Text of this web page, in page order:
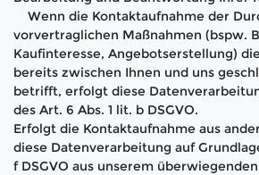
Wenn die Kontaktaufnahme der
vorvertraglichen Maßnahmen (bspw.
Kaufinteresse, Angebotserstellung)
bereits zwischen Ihnen und uns
betrifft, erfolgt diese
des Art. 6 Abs. 1 lit. b DSGVO.
Erfolgt die Kontaktaufnahme aus
diese Datenverarbeitung auf
f DSGVO aus unserem